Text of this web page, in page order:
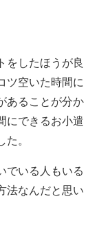
をしたほうが良
ツ空いた時間に
あることが分か
にできるお小遣
。
でいる人もいる
法なんだと思い